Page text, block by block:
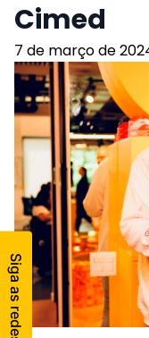
Cimed
7 de março de